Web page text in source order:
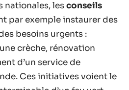
nationales, lesconseils
par exemple instaurer des
besoins urgents :
crèche, rénovation
d’un service de
Ces initiatives voient le